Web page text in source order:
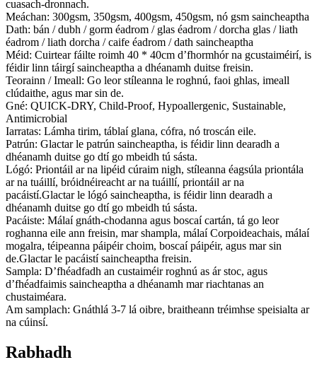
cuasach-dronnach.
Meáchan: 300gsm, 350gsm, 400gsm, 450gsm, nó gsm saincheaptha
Dath: bán / dubh / gorm éadrom / glas éadrom / dorcha glas / liath
éadrom / liath dorcha / caife éadrom / dath saincheaptha
Méid: Cuirtear fáilte roimh 40 * 40cm d’fhormhór na gcustaiméirí, is
féidir linn táirgí saincheaptha a dhéanamh duitse freisin.
Teorainn / Imeall: Go leor stíleanna le roghnú, faoi ghlas, imeall
clúdaithe, agus mar sin de.
Gné: QUICK-DRY, Child-Proof, Hypoallergenic, Sustainable,
Antimicrobial
Iarratas: Lámha tirim, táblaí glana, cófra, nó troscán eile.
Patrún: Glactar le patrún saincheaptha, is féidir linn dearadh a
dhéanamh duitse go dtí go mbeidh tú sásta.
Lógó: Priontáil ar na lipéid cúraim nigh, stíleanna éagsúla priontála
ar na tuáillí, bróidnéireacht ar na tuáillí, priontáil ar na
pacáistí.Glactar le lógó saincheaptha, is féidir linn dearadh a
dhéanamh duitse go dtí go mbeidh tú sásta.
Pacáiste: Málaí gnáth-chodanna agus boscaí cartán, tá go leor
roghanna eile ann freisin, mar shampla, málaí Corpoideachais, málaí
mogalra, téipeanna páipéir choim, boscaí páipéir, agus mar sin
de.Glactar le pacáistí saincheaptha freisin.
Sampla: D’fhéadfadh an custaiméir roghnú as ár stoc, agus
d’fhéadfaimis saincheaptha a dhéanamh mar riachtanas an
chustaiméara.
Am samplach: Gnáthlá 3-7 lá oibre, braitheann tréimhse speisialta ar
na cúinsí.
Rabhadh